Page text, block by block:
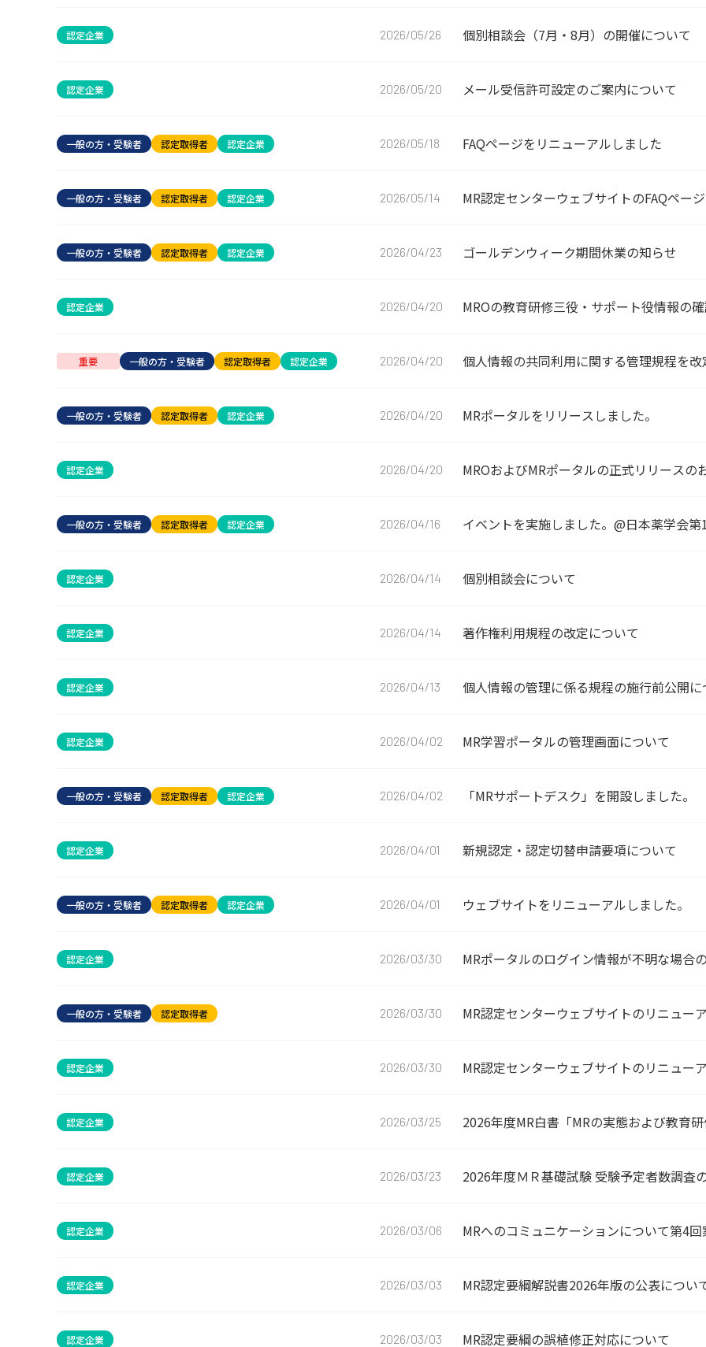
認定企業 2026/05/26 個別相談会（7月・8月）の開催について
認定企業 2026/05/20 メール受信許可設定のご案内について
一般の方・受験者 認定取得者 認定企業 2026/05/18 FAQページをリニューアルしました
一般の方・受験者 認定取得者 認定企業 2026/05/14 MR認定センターウェブサイトのFAQペー
一般の方・受験者 認定取得者 認定企業 2026/04/23 ゴールデンウィーク期間休業の知らせ
認定企業 2026/04/20
MROの教育研修三役・サポート役情報の
重要 一般の方・受験者 認定取得者 認定企業 2026/04/20 個人情報の共同利用に関する管理規程を
一般の方・受験者 認定取得者 認定企業 2026/04/20 MRポータルをリリースしました。
認定企業 2026/04/20 MROおよびMRポータルの正式リリースの
一般の方・受験者 認定取得者 認定企業 2026/04/16 イベントを実施しました。@日本薬学会第
認定企業 2026/04/14 個別相談会について
認定企業 2026/04/14 著作権利用規程の改定について
認定企業 2026/04/13 個人情報の管理に係る規程の施行前公開に
認定企業 2026/04/02 MR学習ポータルの管理画面について
一般の方・受験者 認定取得者 認定企業 2026/04/02 「MRサポートデスク」を開設しました。
認定企業 2026/04/01 新規認定・認定切替申請要項について
一般の方・受験者 認定取得者 認定企業 2026/04/01 ウェブサイトをリニューアルしました。
認定企業 2026/03/30 MRポータルのログイン情報が不明な場合
一般の方・受験者 認定取得者 2026/03/30 MR認定センターウェブサイトのリニュー
認定企業 2026/03/30 MR認定センターウェブサイトのリニュー
認定企業 2026/03/25 2026年度MR白書「MRの実態および教育
認定企業 2026/03/23 2026年度ＭＲ基礎試験 受験予定者数調査
認定企業 2026/03/06 MRへのコミュニケーションについて第4
認定企業 2026/03/03 MR認定要綱解説書2026年版の公表につい
認定企業 2026/03/03 MR認定要綱の誤植修正対応について